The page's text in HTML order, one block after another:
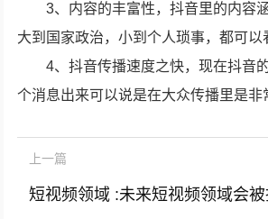
3、内容的丰富性，抖音里的内容
大到国家政治，小到个人琐事，都可以
4、抖音传播速度之快，现在抖音
个消息出来可以说是在大众传播里是非
上一篇